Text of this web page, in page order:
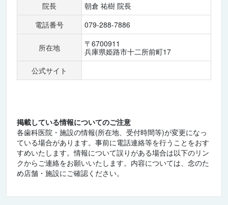
院長
朝倉 祐樹 院長
電話番号
079-288-7886
所在地
〒6700911
兵庫県姫路市十二所前町17
公式サイト
掲載している情報についてのご注意
各歯科医院・施設の情報(所在地、受付時間等)が変更になっ
ている場合があります。事前に電話連絡等を行うことをおす
すめいたします。情報について誤りがある場合は以下のリン
クからご連絡をお願いいたします。内容については、念のた
め店舗・施設にご確認ください。